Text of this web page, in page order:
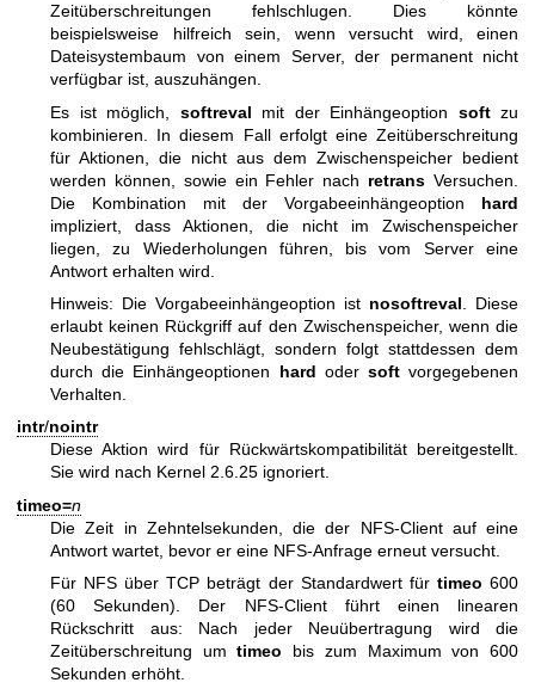
Zeitüberschreitungen fehlschlugen. Dies könnte
beispielsweise hilfreich sein, wenn versucht wird, einen
Dateisystembaum von einem Server, der permanent nicht
verfügbar ist, auszuhängen.
Es ist möglich, softreval mit der Einhängeoption softzu
kombinieren. In diesem Fall erfolgt eine Zeitüberschreitung
für Aktionen, die nicht aus dem Zwischenspeicher bedient
werden können, sowie ein Fehler nach retrans Versuchen.
Die Kombination mit der Vorgabeeinhängeoption hard
impliziert, dass Aktionen, die nicht im Zwischenspeicher
liegen, zu Wiederholungen führen, bis vom Server eine
Antwort erhalten wird.
Hinweis: Die Vorgabeeinhängeoption ist nosoftreval . Diese
erlaubt keinen Rückgriff auf den Zwischenspeicher, wenn die
Neubestätigung fehlschlägt, sondern folgt stattdessen dem
durch die Einhängeoptionen hard oder softvorgegebenen
Verhalten.
intr/nointr
Diese Aktion wird für Rückwärtskompatibilität bereitgestellt.
Sie wird nach Kernel 2.6.25 ignoriert.
timeo=n
Die Zeit in Zehntelsekunden, die der NFS-Client auf eine
Antwort wartet, bevor er eine NFS-Anfrage erneut versucht.
Für NFS über TCP beträgt der Standardwert für timeo 600
(60 Sekunden). Der NFS-Client führt einen linearen
Rückschritt aus: Nach jeder Neuübertragung wird die
Zeitüberschreitung umtimeo bis zum Maximum von 600
Sekunden erhöht.